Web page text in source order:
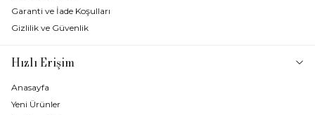
Garanti ve İade Koşulları
Gizlilik ve Güvenlik
Hızlı Erişim
Anasayfa
Yeni Ürünler